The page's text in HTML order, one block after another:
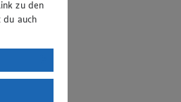
zu den
auch
DSGVO
mit